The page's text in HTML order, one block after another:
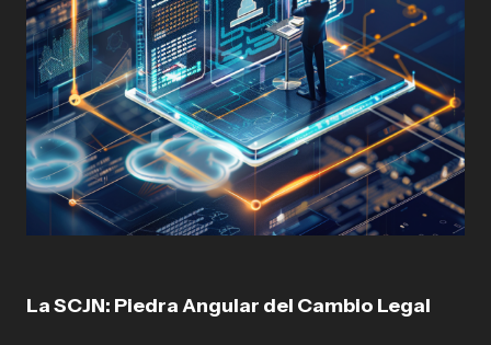
La SCJN: Piedra Angular del Cambio Legal